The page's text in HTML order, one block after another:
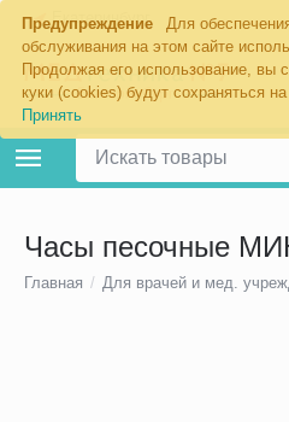
Предупреждение
Для
обслуживания на этом сайте
Продолжая его использование, вы
куки (cookies) будут сохраняться
Принять
Екатеринбург
Часы песочные
Главная / Для врачей и мед.